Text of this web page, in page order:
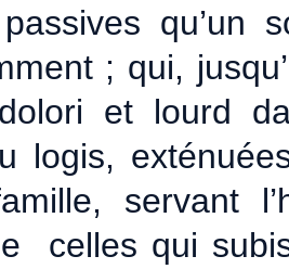
qu’un
; qui,
et lourd
logis,
servant
celles qui